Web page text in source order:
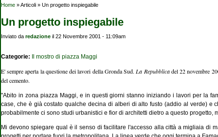
Tu sei qui
Home » Articoli » Un progetto inspiegabile
Un progetto inspiegabile
Inviato da redazione il 22 Novembre 2001 - 11:09am
Categorie: Il mostro di piazza Maggi
E' sempre aperta la questione dei lavori della Gronda Sud. La Repubblicadel 22 novembre
del cemento.
"Abito in zona piazza Maggi, e in questi giorni stanno iniziando i lavori per la
case, che è già costato qualche decina di alberi di alto fusto (addio al verde)
probabilmente ci sono studi urbanistici e fior di architetti dietro a questo
Mi devono spiegare qual è il senso di facilitare l'accesso alla città a migliaia di